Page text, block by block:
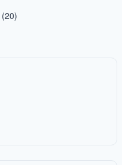
(20)